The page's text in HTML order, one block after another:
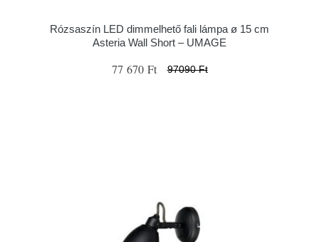
Rózsaszín LED dimmelhető fali lámpa ø 15 cm
Asteria Wall Short – UMAGE
77 670 Ft 97090 Ft